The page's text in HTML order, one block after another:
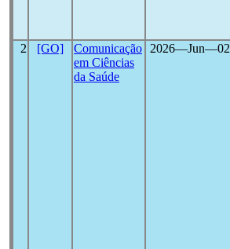
2 [GO]
Comunicação
em Ciências
da Saúde
2026―Jun―02